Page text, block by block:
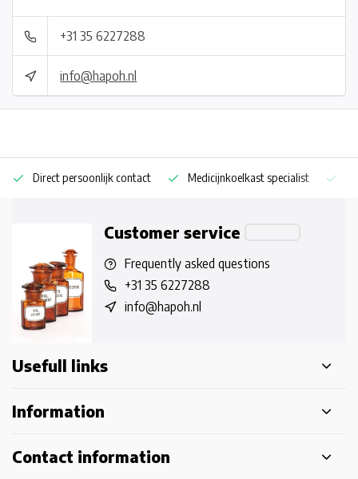
+31 35 6227288
info@hapoh.nl
Direct persoonlijk contact Medicijnkoelkast specialist
Customer service
Frequently asked questions
+31 35 6227288
info@hapoh.nl
Usefull links
Information
Contact information